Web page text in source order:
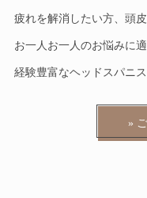
疲れを解消したい方、頭
お一人お一人のお悩みに
経験豊富なヘッドスパニ
»